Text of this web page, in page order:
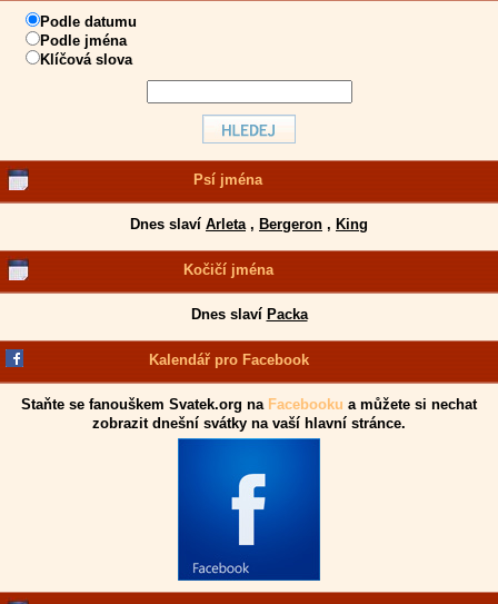
Podle datumu
Podle jména
Klíčová slova
Psí jména
Dnes slaví Arleta, Bergeron , King
Kočičí jména
Dnes slaví Packa
Kalendář pro Facebook
Staňte se fanouškem Svatek.org na Facebooku a můžete si nechat
zobrazit dnešní svátky na vaší hlavní stránce.